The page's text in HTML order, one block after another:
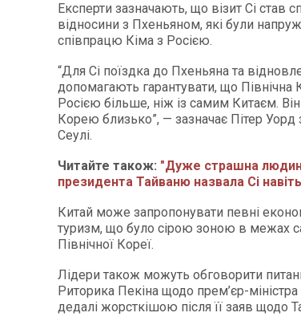
Експерти зазначають, що візит Сі став
відносини з Пхеньяном, які були
співпрацю Кіма з Росією.
“Для Сі поїздка до Пхеньяна та
допомагають гарантувати, що Північна
Росією більше, ніж із самим Китаєм.
Корею близько”, — зазначає Пітер Уорд
Сеулі.
Читайте також: "Дуже страшна
президента Тайваню назвала Сі
Китай може запропонувати певні
туризм, що було сірою зоною в межах
Північної Кореї.
Лідери також можуть обговорити
Риторика Пекіна щодо прем’єр-міністра
дедалі жорсткішою після її заяв щодо